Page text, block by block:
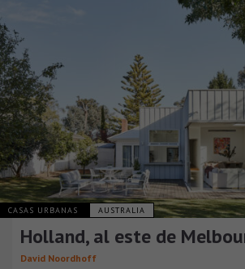
CASAS URBANAS AUSTRALIA
Holland, al este de
David Noordhoff